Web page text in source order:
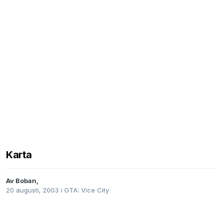
Karta
Av Boban,
20 augusti, 2003 i GTA: Vice City